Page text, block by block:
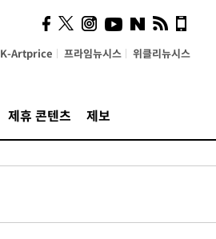
K-Artprice 프라임뉴시스 위클리뉴시스
제휴 콘텐츠 제보
시, 스마트폰 액세서리에
NFC 더했다